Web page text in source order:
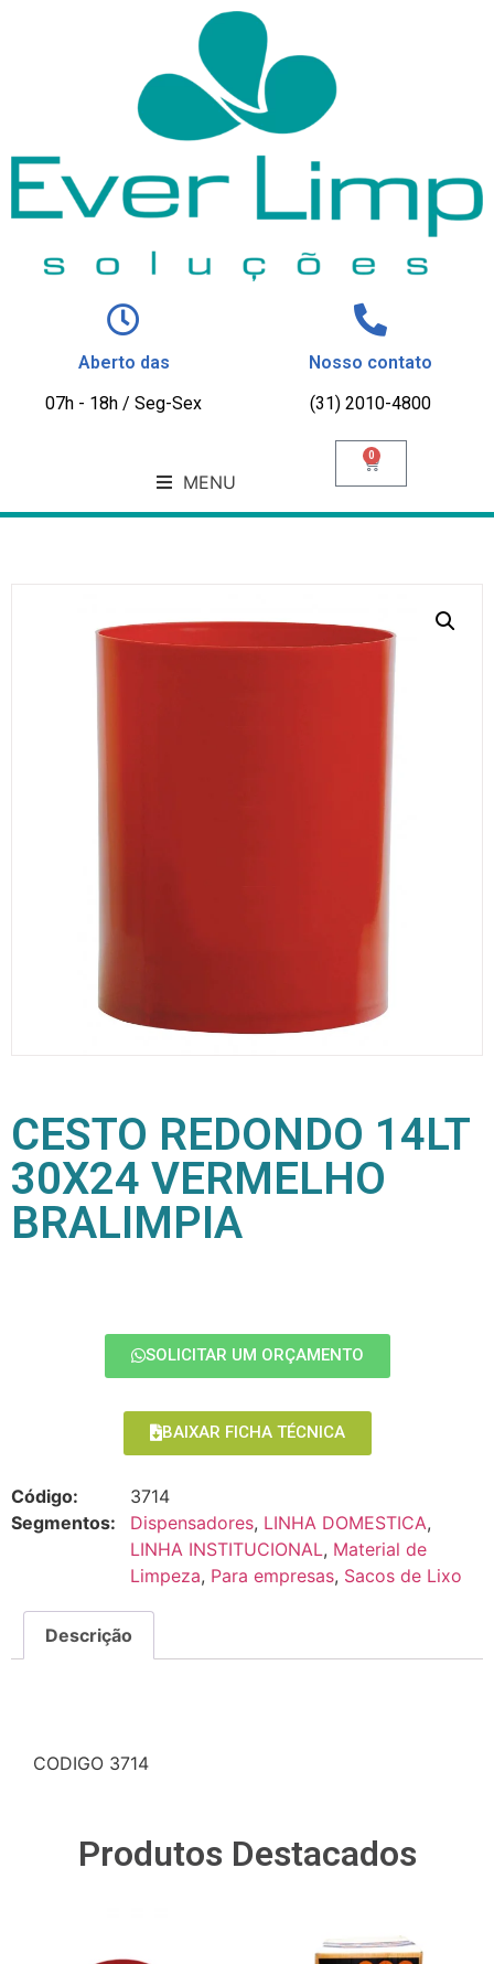
Aberto das
07h - 18h / Seg-Sex
Nosso contato
(31) 2010-4800
MENU
0
CESTO REDONDO 14LT
30X24 VERMELHO
BRALIMPIA
SOLICITAR UM ORÇAMENTO
BAIXAR FICHA TÉCNICA
Código:
3714
Segmentos:
Dispensadores, LINHA DOMESTICA,
LINHA INSTITUCIONAL, Material de
Limpeza, Para empresas, Sacos de Lixo
Descrição
CODIGO 3714
Produtos Destacados